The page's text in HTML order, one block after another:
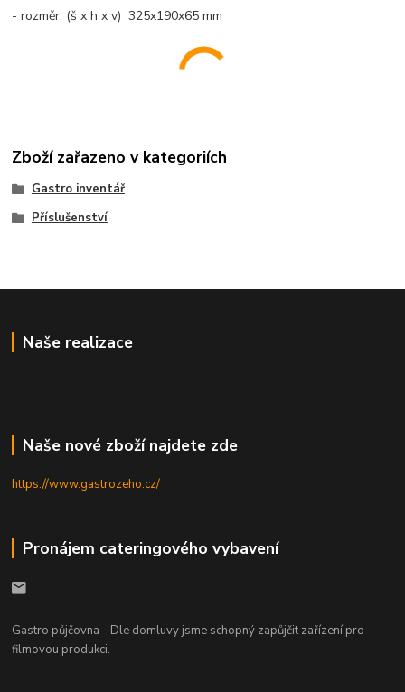
- rozměr: (š x h x v) 325x190x65 mm
Zboží zařazeno v kategoriích
Gastro inventář
Příslušenství
Naše realizace
Naše nové zboží najdete zde
https://www.gastrozeho.cz/
Pronájem cateringového vybavení
Gastro půjčovna - Dle domluvy jsme schopný zapůjčit zařízení pro
filmovou produkci.